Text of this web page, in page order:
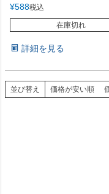
¥588税込
在庫切れ
詳細を見る
並び替え 価格が安い順